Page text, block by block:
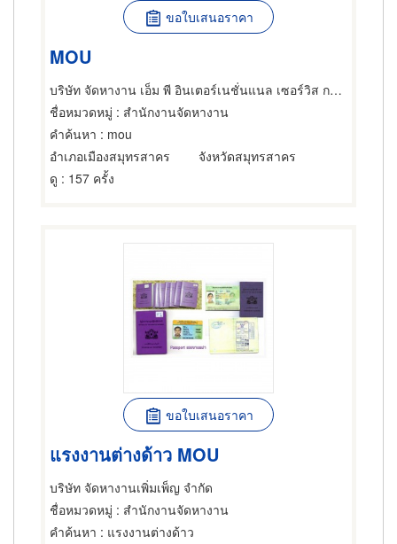
ขอใบเสนอราคา
MOU
บริษัท จัดหางาน เอ็ม พี อินเตอร์เนชั่นแนล เซอร์วิส กรุ๊ป จำกัด
ชื่อหมวดหมู่ : สำนักงานจัดหางาน
คำค้นหา : mou
อำเภอเมืองสมุทรสาคร
จังหวัดสมุทรสาคร
ดู : 157 ครั้ง
ขอใบเสนอราคา
แรงงานต่างด้าว MOU
บริษัท จัดหางานเพิ่มเพ็ญ จำกัด
ชื่อหมวดหมู่ : สำนักงานจัดหางาน
คำค้นหา : แรงงานต่างด้าว